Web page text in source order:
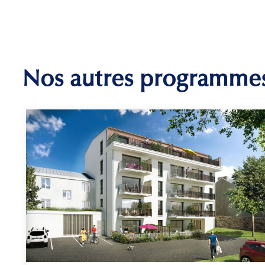
Nos autres